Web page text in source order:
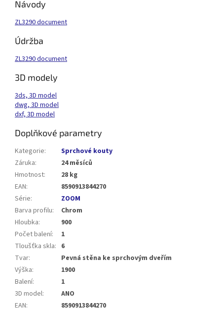
Návody
ZL3290 document
Údržba
ZL3290 document
3D modely
3ds, 3D model
dwg, 3D model
dxf, 3D model
Doplňkové parametry
Kategorie:
Sprchové kouty
Záruka:
24 měsíců
Hmotnost:
28 kg
EAN:
8590913844270
Série:
ZOOM
Barva profilu:
Chrom
Hloubka:
900
Počet balení:
1
Tloušťka skla: 6
Tvar:
Pevná stěna ke sprchovým dveřím
Výška:
1900
Balení:
1
3D model:
ANO
EAN:
8590913844270